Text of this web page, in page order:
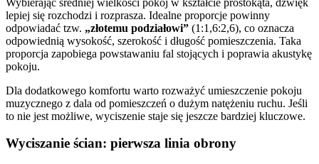
lepiej się rozchodzi i rozprasza. Idealne proporcje powinny
odpowiadać tzw. „złotemu podziałowi” (1:1,6:2,6), co oznacza
odpowiednią wysokość, szerokość i długość pomieszczenia. Taka
proporcja zapobiega powstawaniu fal stojących i poprawia akustykę
pokoju.
Dla dodatkowego komfortu warto rozważyć umieszczenie pokoju
muzycznego z dala od pomieszczeń o dużym natężeniu ruchu. Jeśli
to nie jest możliwe, wyciszenie staje się jeszcze bardziej kluczowe.
Wyciszanie ścian: pierwsza linia obrony